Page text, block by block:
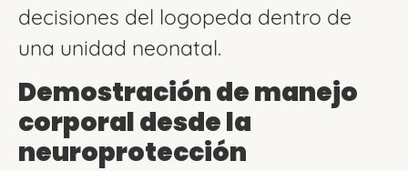
decisiones del logopeda dentro de
una unidad neonatal.
Demostración de manejo
corporal desde la
neuroprotección